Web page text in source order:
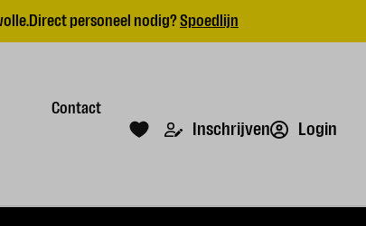
Direct personeel nodig?Spoedlijn
Contact
Inschrijven Login